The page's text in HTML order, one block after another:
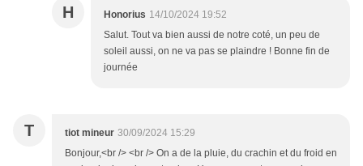
H Honorius 14/10/2024 19:52
Salut. Tout va bien aussi de notre coté, un peu de
soleil aussi, on ne va pas se plaindre ! Bonne fin de
journée
T tiot mineur 30/09/2024 15:29
Bonjour,<br /> <br /> On a de la pluie, du crachin et du froid en